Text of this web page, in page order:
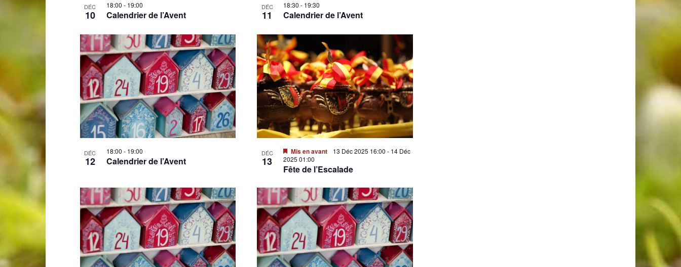
DÉC
10
18:00 - 19:00
Calendrier de l’Avent
DÉC
11
18:30 - 19:30
Calendrier de l’Avent
DÉC
12
18:00 - 19:00
Calendrier de l’Avent
DÉC
13
Mis en avant 13 Déc 2025 16:00 - 14 Déc
2025 01:00
Fête de l’Escalade